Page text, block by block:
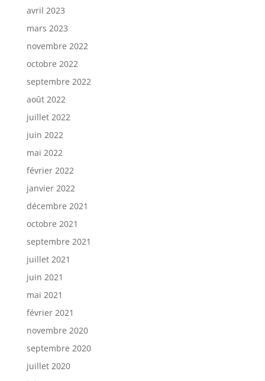
avril 2023
mars 2023
novembre 2022
octobre 2022
septembre 2022
août 2022
juillet 2022
juin 2022
mai 2022
février 2022
janvier 2022
décembre 2021
octobre 2021
septembre 2021
juillet 2021
juin 2021
mai 2021
février 2021
novembre 2020
septembre 2020
juillet 2020